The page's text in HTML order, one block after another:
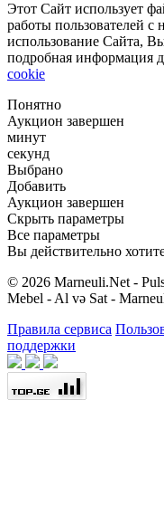
Этот Сайт использует
работы пользователей
использование Сайта,
подробная информация
cookie
Понятно
Аукцион завершен
минут
секунд
Выбрано
Добавить
Аукцион завершен
Скрыть параметры
Все параметры
Вы действительно
© 2026 Marneuli.Net -
Mebel - Al və Sat -
Правила сервиса
поддержки